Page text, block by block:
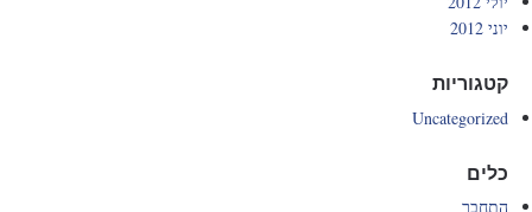
יוני 2012
קטגוריות
Uncategorized
כלים
התחבר